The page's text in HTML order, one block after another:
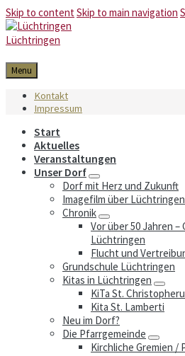
Skip to contentSkip to main navigation
Lüchtringen
Menu
Kontakt
Impressum
Start
Aktuelles
Veranstaltungen
Unser Dorf
Dorf mit Herz und Zukunft
Imagefilm über Lüchtringen
Chronik
Vor über 50 Jahren –
Lüchtringen
Flucht und
Grundschule Lüchtringen
Kitas in Lüchtringen
KiTa St.
Kita St. Lamberti
Neu im Dorf?
Die Pfarrgemeinde
Kirchliche Gremien /